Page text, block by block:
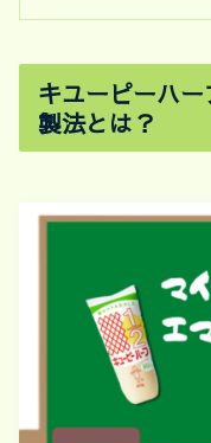
キユーピーハ
製法とは？